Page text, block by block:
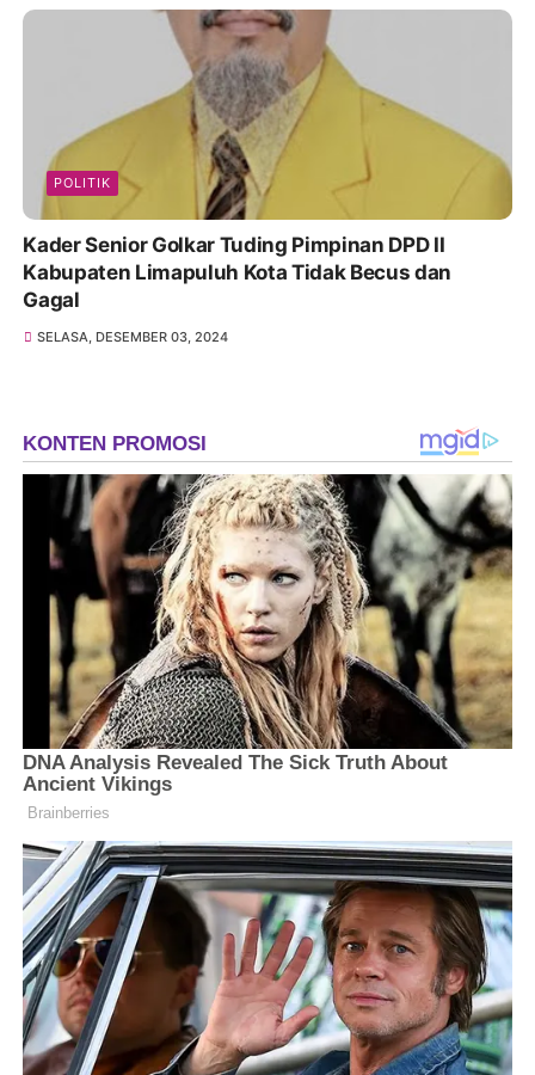
POLITIK
Kader Senior Golkar Tuding Pimpinan DPD II
Kabupaten Limapuluh Kota Tidak Becus dan
Gagal
SELASA, DESEMBER 03, 2024